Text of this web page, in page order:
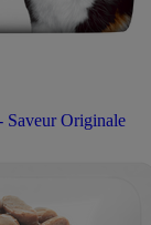
Saveur Originale